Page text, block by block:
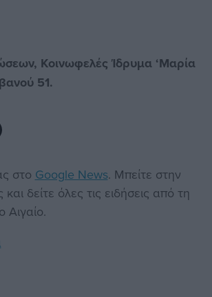
Κοινωφελές Ίδρυμα ‘Μαρία
51.
στο Google News. Μπείτε στην
και δείτε όλες τις ειδήσεις από τη
Αιγαίο.